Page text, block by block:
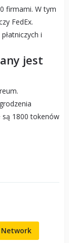
firmami. W tym
FedEx.
i
jest
są 1800 tokenów